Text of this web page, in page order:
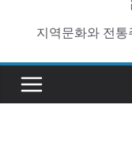
지역문화와 전